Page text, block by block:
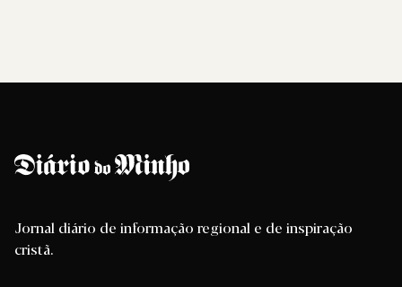
Jornal diário de informação regional e de inspiração
cristã.